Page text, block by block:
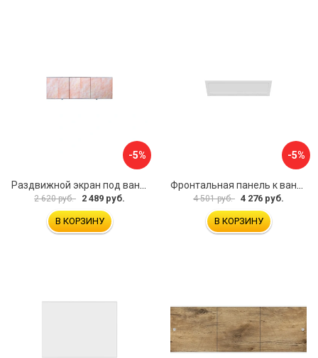
-5%
2 620 руб. 2 489 руб.
В КОРЗИНУ
-5%
4 501 руб. 4 276 руб.
В КОРЗИНУ